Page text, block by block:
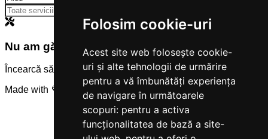
Folosim cookie-uri
Acest site web folosește cookie-
uri și alte tehnologii de urmărire
pentru a vă îmbunătăți experiența
de navigare în următoarele
scopuri: pentru a activa
funcționalitatea de bază a site-
Nu am găsit servicii
Încearcă să modifici criteriile de căutare.
Made with 💜 by
Servicegest